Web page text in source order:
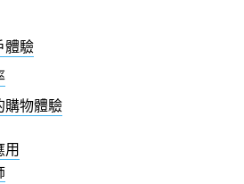
體驗
購物體驗
用